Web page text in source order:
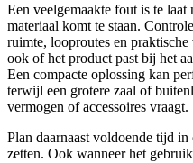
Een veelgemaakte fout is te
materiaal komt te staan.
ruimte, looproutes en
ook of het product past bij het
Een compacte oplossing kan
terwijl een grotere zaal of
vermogen of accessoires vraagt.
Plan daarnaast voldoende tijd
zetten. Ook wanneer het